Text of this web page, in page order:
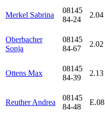
Merkel Sabrina
08145
84-24
2.04
Oberbacher
Sonja
08145
84-67
2.02
Ottens Max
08145
84-39
2.13
Reuther Andrea
08145
84-48
E.08